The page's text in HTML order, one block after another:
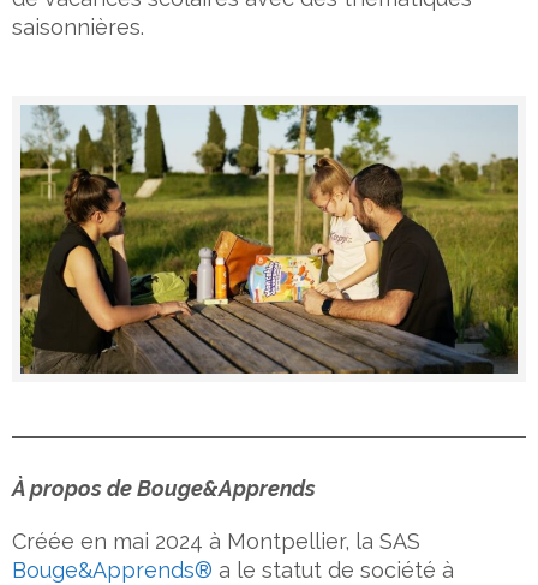
saisonnières.
À propos de Bouge&Apprends
Créée en mai 2024 à Montpellier, la SAS
Bouge&Apprends® a le statut de société à